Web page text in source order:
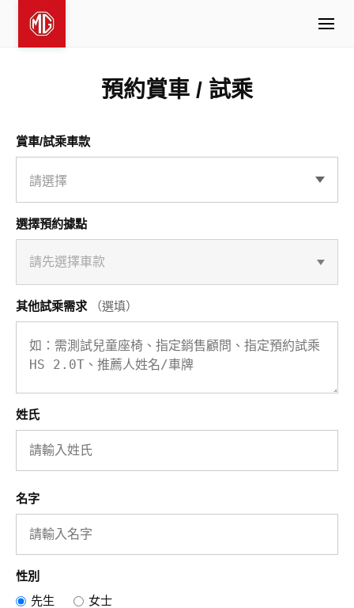
預約賞車 / 試乘
賞車/試乘車款
選擇預約據點
請先選擇車款
其他試乘需求 （選填）
姓氏
名字
性別
先生
女士